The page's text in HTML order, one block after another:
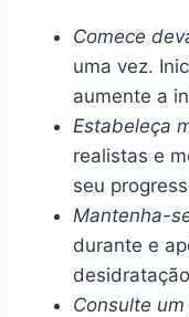
Comece
uma vez.
aumente a
Estabeleça
realistas e
seu
Mantenha-
durante e
Consulte